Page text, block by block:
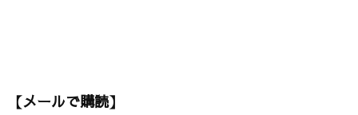
【メールで購読】